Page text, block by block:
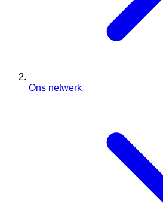
Ons netwerk